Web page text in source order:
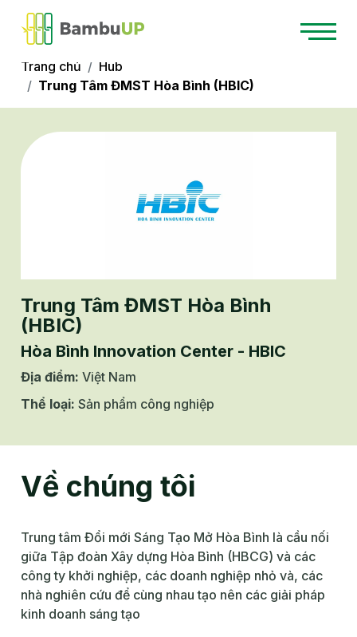
Trang chủ
Hub
Trung Tâm ĐMST Hòa Bình (HBIC)
Trung Tâm ĐMST Hòa Bình
(HBIC)
Hòa Bình Innovation Center - HBIC
Địa điểm: Việt Nam
Thể loại: Sản phẩm công nghiệp
Về chúng tôi
Trung tâm Đổi mới Sáng Tạo Mở Hòa Bình là cầu nối
giữa Tập đoàn Xây dựng Hòa Bình (HBCG) và các
công ty khởi nghiệp, các doanh nghiệp nhỏ và, các
nhà nghiên cứu để cùng nhau tạo nên các giải pháp
kinh doanh sáng tạo